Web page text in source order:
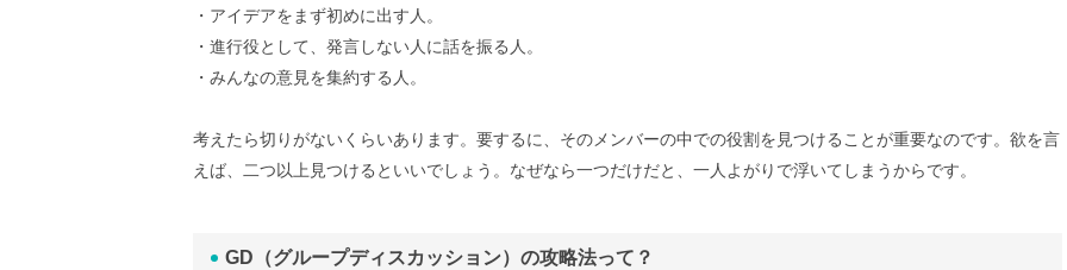
・アイデアをまず初めに出す人。
・進行役として、発言しない人に話を振る人。
・みんなの意見を集約する人。
考えたら切りがないくらいあります。要するに、そのメンバーの中での役割を見つけることが重要なのです。欲を言
えば、二つ以上見つけるといいでしょう。なぜなら一つだけだと、一人よがりで浮いてしまうからです。
GD（グループディスカッション）の攻略法って？